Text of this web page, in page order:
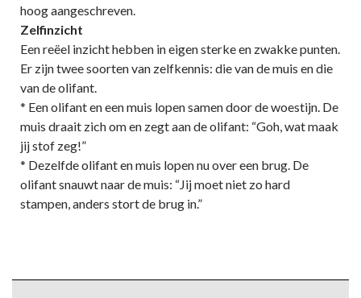
hoog aangeschreven.
Zelfinzicht
Een reëel inzicht hebben in eigen sterke en zwakke punten.
Er zijn twee soorten van zelfkennis: die van de muis en die
van de olifant.
* Een olifant en een muis lopen samen door de woestijn. De
muis draait zich om en zegt aan de olifant: “Goh, wat maak
jij stof zeg!”
* Dezelfde olifant en muis lopen nu over een brug. De
olifant snauwt naar de muis: “Jij moet niet zo hard
stampen, anders stort de brug in.”